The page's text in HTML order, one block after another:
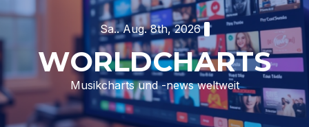
Skip
content
Sa.. Aug. 8th, 2026
WORLDCHARTS
Musikcharts und -news weltweit